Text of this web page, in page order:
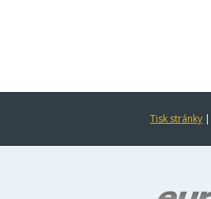
Tisk stránky |